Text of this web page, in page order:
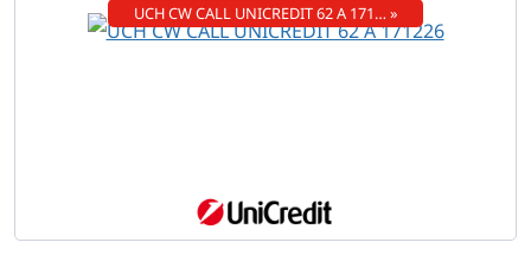
UCH CW CALL UNICREDIT 62 A 171… »